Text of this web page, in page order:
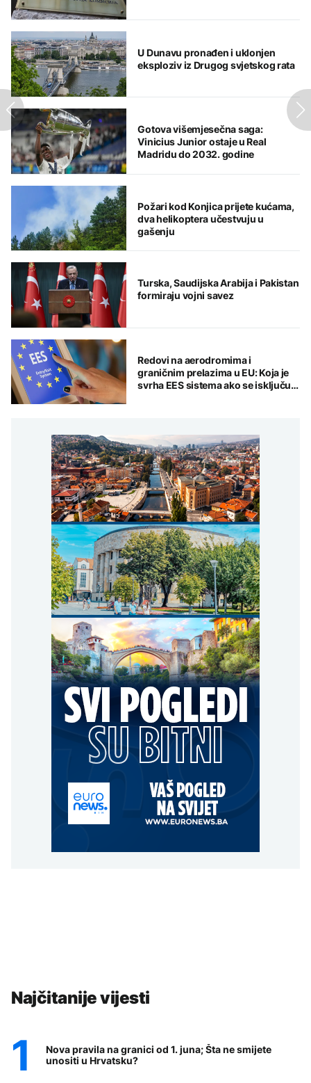
U Dunavu pronađen i uklonjen
eksploziv iz Drugog svjetskog rata
Gotova višemjesečna saga:
Vinicius Junior ostaje u Real
Madridu do 2032. godine
Požari kod Konjica prijete kućama,
dva helikoptera učestvuju u
gašenju
Turska, Saudijska Arabija i Pakistan
formiraju vojni savez
Redovi na aerodromima i
graničnim prelazima u EU: Koja je
svrha EES sistema ako se isključuje
Najčitanije vijesti
Nova pravila na granici od 1. juna; Šta ne smijete
unositi u Hrvatsku?